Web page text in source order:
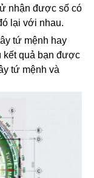
nhận được số có
lại với nhau.
tứ mệnh hay
kết quả bạn được
tứ mệnh và